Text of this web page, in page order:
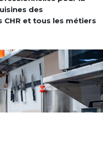
des
et tous les métiers